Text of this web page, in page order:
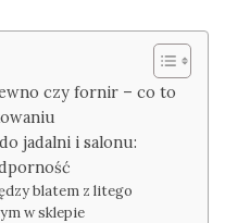
czy fornir – co to
jadalni i salonu:
blatem z litego
w sklepie